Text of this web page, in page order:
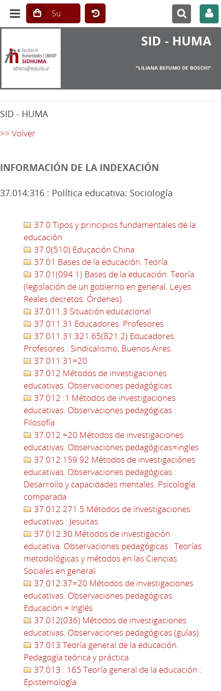
SID - HUMA
"LILIANA BEFUMO DE BOSCHI"
SID - HUMA
>> Volver
INFORMACIÓN DE LA INDEXACIÓN
37.014:316 : Política educativa: Sociología
37.0 Tipos y principios fundamentales de la
educación
37.0(510) Educación China
37.01 Bases de la educación. Teoría
37.01(094.1) Bases de la educación. Teoría
(legislación de un gobierno en general. Leyes.
Reales decretos. Órdenes)
37.011.3 Situación educacional
37.011.31 Educadores. Profesores
37.011.31:321.65(821.2) Educadores.
Profesores : Sindicalismo, Buenos Aires
37.011.31=20
37.012 Métodos de investigaciones
educativas. Observaciones pedagógicas
37.012 :1 Métodos de investigaciones
educativas. Observaciones pedagógicas :
Filosofía
37.012 =20 Métodos de investigaciones
educativas. Observaciones pedagógicas=ingles
37.012:159.92 Métodos de investigaciónes
educativas. Observaciones pedagógicas :
Desarrollo y capacidades mentales. Psicología
comparada
37.012:271.5 Métodos de investigaciones
educativas : Jesuitas
37.012:30 Métodos de investigación
educativa. Observaciones pedagógicas : Teorías
metodológicas y métodos en las Ciencias
Sociales en general
37.012:37=20 Métodos de investigaciones
educativas. Observaciones pedagógicas.
Educación = Inglés
37.012(036) Métodos de investigaciones
educativas. Observaciones pedagógicas (guías)
37.013 Teoría general de la educación.
Pedagogía teórica y práctica
37.013 : 165 Teoría general de la educación :
Epistemología